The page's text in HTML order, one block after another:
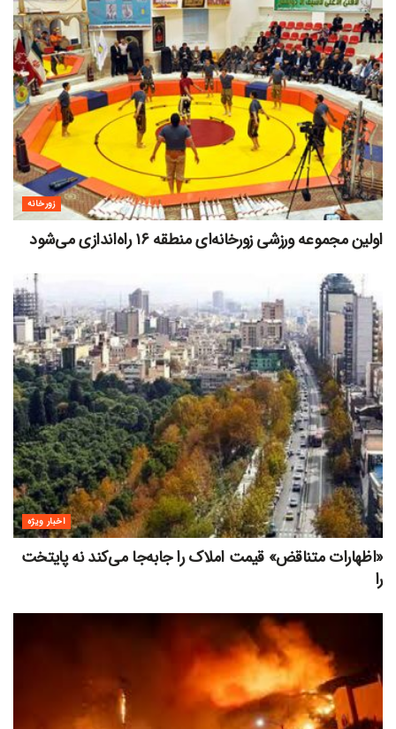
زورخانه
اولین مجموعه ورزشی زورخانه‌ای منطقه ۱۶ راه‌اندازی می‌شود
اخبار ویژه
«اظهارات متناقض» قیمت‌ املاک را جابه‌جا می‌کند نه پایتخت
را